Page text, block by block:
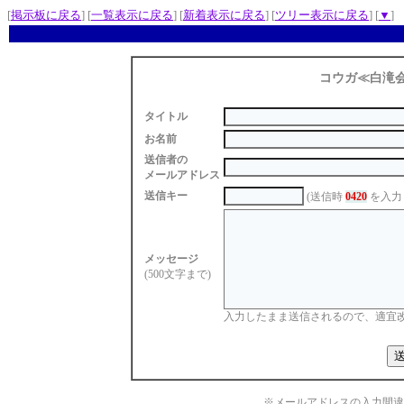
[掲示板に戻る] [一覧表示に戻る] [新着表示に戻る] [ツリー表示に戻る] [▼ ]
コウガ≪白滝
タイトル
お名前
送信者の
メールアドレス
送信キー
(送信時 0420を入力
メッセージ
(500文字まで)
入力したまま送信されるので、適宜